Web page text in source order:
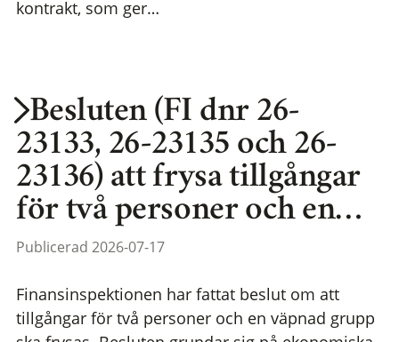
kontrakt, som ger…
Besluten (FI dnr 26-
23133, 26-23135 och 26-
23136) att frysa tillgångar
för två personer och en…
Publicerad 2026-07-17
Finansinspektionen har fattat beslut om att
tillgångar för två personer och en väpnad grupp